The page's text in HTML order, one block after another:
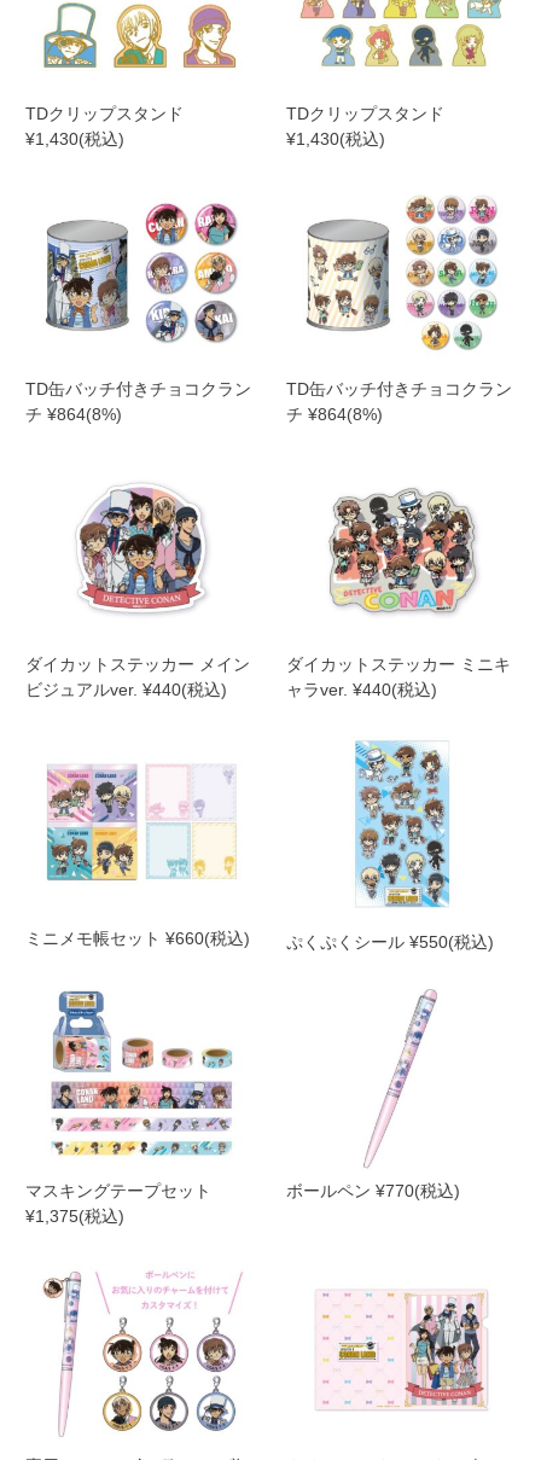
TDクリップスタンド
¥1,430(税込)
TDクリップスタンド
¥1,430(税込)
TD缶バッチ付きチョコクラン
チ ¥864(8%)
TD缶バッチ付きチョコクラン
チ ¥864(8%)
ダイカットステッカー メイン
ビジュアルver. ¥440(税込)
ダイカットステッカー ミニキ
ャラver. ¥440(税込)
ミニメモ帳セット ¥660(税込) ぷくぷくシール ¥550(税込)
マスキングテープセット
¥1,375(税込)
ボールペン ¥770(税込)